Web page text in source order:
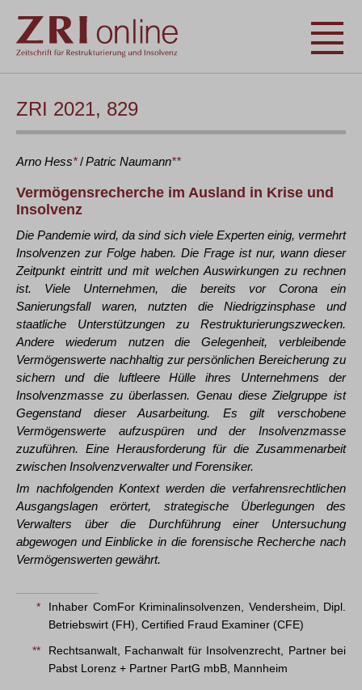
ZRI 2021, 829
Arno Hess*/Patric Naumann**
Vermögensrecherche im Ausland in Krise und
Insolvenz
Die Pandemie wird, da sind sich viele Experten einig, vermehrt
Insolvenzen zur Folge haben. Die Frage ist nur, wann dieser
Zeitpunkt eintritt und mit welchen Auswirkungen zu rechnen
ist. Viele Unternehmen, die bereits vor Corona ein
Sanierungsfall waren, nutzten die Niedrigzinsphase und
staatliche Unterstützungen zu Restrukturierungszwecken.
Andere wiederum nutzen die Gelegenheit, verbleibende
Vermögenswerte nachhaltig zur persönlichen Bereicherung zu
sichern und die luftleere Hülle ihres Unternehmens der
Insolvenzmasse zu überlassen. Genau diese Zielgruppe ist
Gegenstand dieser Ausarbeitung. Es gilt verschobene
Vermögenswerte aufzuspüren und der Insolvenzmasse
zuzuführen. Eine Herausforderung für die Zusammenarbeit
zwischen Insolvenzverwalter und Forensiker.
Im nachfolgenden Kontext werden die verfahrensrechtlichen
Ausgangslagen erörtert, strategische Überlegungen des
Verwalters über die Durchführung einer Untersuchung
abgewogen und Einblicke in die forensische Recherche nach
Vermögenswerten gewährt.
*
Inhaber ComFor Kriminalinsolvenzen, Vendersheim, Dipl.
Betriebswirt (FH), Certified Fraud Examiner (CFE)
**
Rechtsanwalt, Fachanwalt für Insolvenzrecht, Partner bei
Pabst Lorenz + Partner PartG mbB, Mannheim